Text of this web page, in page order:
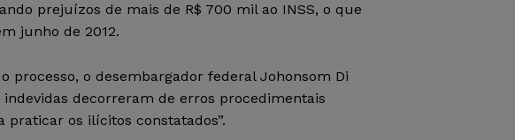
prejuízos de mais de R$ 700 mil ao INSS, o que
junho de 2012.
processo, o desembargador federal Johonsom Di
decorreram de erros procedimentais
os ilícitos constatados”.